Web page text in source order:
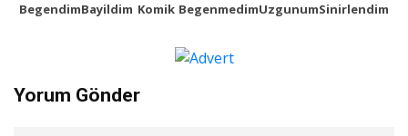
BegendimBayildim Komik BegenmedimUzgunumSinirlendim
Yorum Gönder